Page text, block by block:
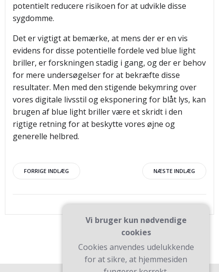
potentielt reducere risikoen for at udvikle disse
sygdomme.
Det er vigtigt at bemærke, at mens der er en vis
evidens for disse potentielle fordele ved blue light
briller, er forskningen stadig i gang, og der er behov
for mere undersøgelser for at bekræfte disse
resultater. Men med den stigende bekymring over
vores digitale livsstil og eksponering for blåt lys, kan
brugen af blue light briller være et skridt i den
rigtige retning for at beskytte vores øjne og
generelle helbred.
Indlægsnavigation
FORRIGE INDLÆG NÆSTE INDLÆG
Vi bruger kun nødvendige
cookies
Cookies anvendes udelukkende
for at sikre, at hjemmesiden